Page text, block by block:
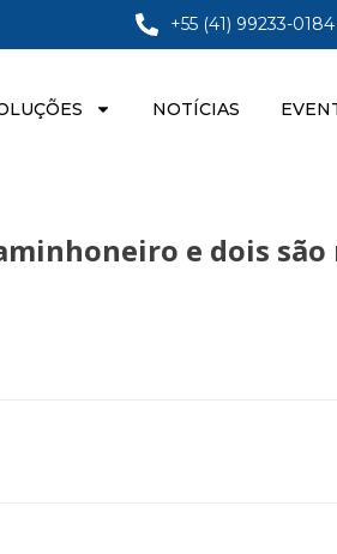
+55 (41) 99233-0184
NOTÍCIAS
e dois